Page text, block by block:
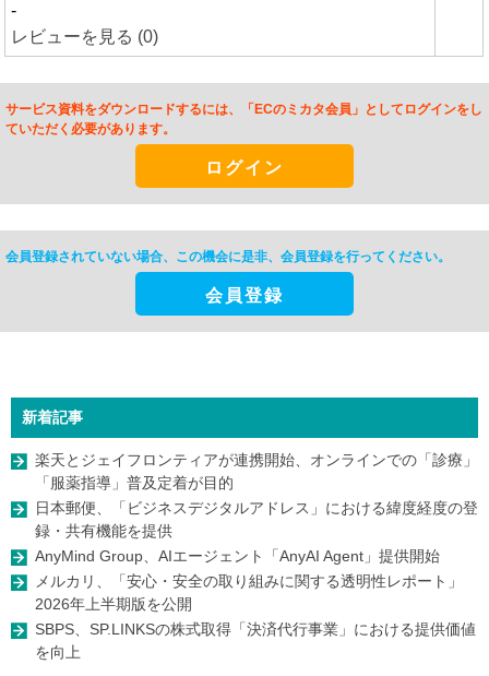
-
レビューを見る (0)
サービス資料をダウンロードするには、「ECのミカタ会員」としてログインをし
ていただく必要があります。
ログイン
会員登録されていない場合、この機会に是非、 会員登録を行ってください。
会員登録
新着記事
楽天とジェイフロンティアが連携開始、オンラインでの「診療」
「服薬指導」普及定着が目的
日本郵便、「ビジネスデジタルアドレス」における緯度経度の登
録・共有機能を提供
AnyMind Group、AIエージェント「AnyAI Agent」提供開始
メルカリ、「安心・安全の取り組みに関する透明性レポート」
2026年上半期版を公開
SBPS、SP.LINKSの株式取得「決済代行事業」における提供価値
を向上